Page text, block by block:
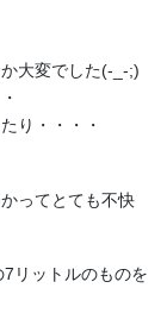
大変でした(-_-;)
り・・・・
ってとても不快
リットルのものを